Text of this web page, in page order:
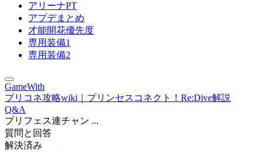
アリーナPT
アプデまとめ
才能開花優先度
専用装備1
専用装備2
GameWith
プリコネ攻略wiki｜プリンセスコネクト！Re:Dive解説
Q&A
プリフェス連チャン ...
質問と回答
解決済み